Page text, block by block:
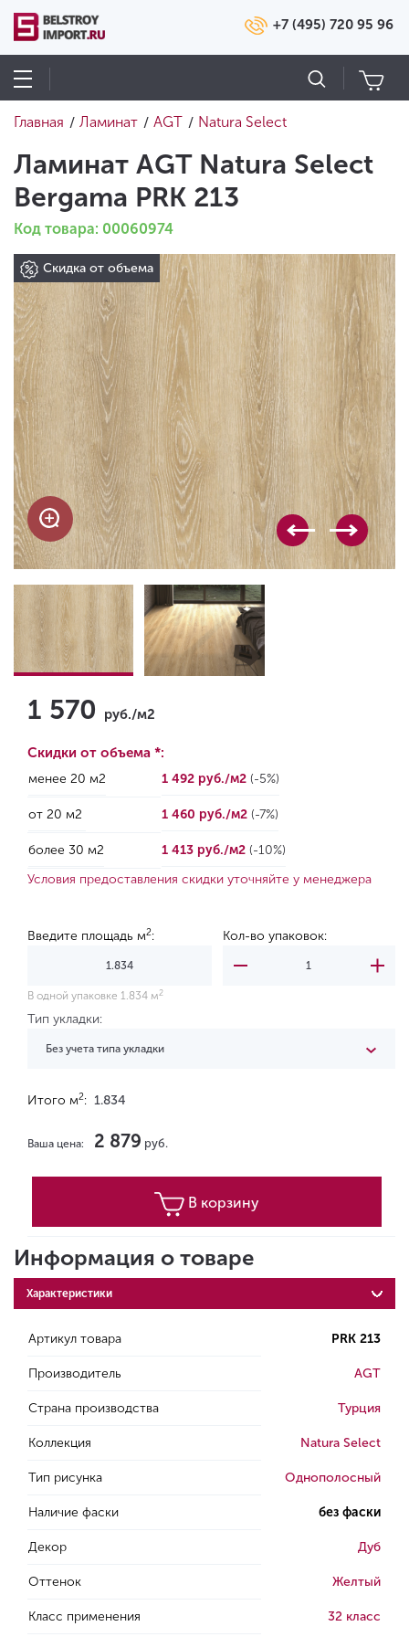
+7 (495) 720 95 96
Главная / Ламинат / AGT / Natura Select
Ламинат AGT Natura Select
Bergama PRK 213
Код товара: 00060974
Скидка от объема
1 570 руб./м2
Скидки от объема *:
менее 20 м2 1 492 руб./м2 (-5%)
от 20 м2 1 460 руб./м2 (-7%)
более 30 м2 1 413 руб./м2 (-10%)
Условия предоставления скидки уточняйте у менеджера
Введите площадь м2: Кол-во упаковок:
В одной упаковке 1.834 м 2
Тип укладки:
Без учета типа укладки
Итого м2: 1.834
Ваша цена: 2 879 руб.
В корзину
Информация о товаре
Характеристики
Артикул товара PRK 213
Производитель AGT
Страна производства Турция
Коллекция Natura Select
Тип рисунка Однополосный
Наличие фаски без фаски
Декор Дуб
Оттенок Желтый
Класс применения 32 класс